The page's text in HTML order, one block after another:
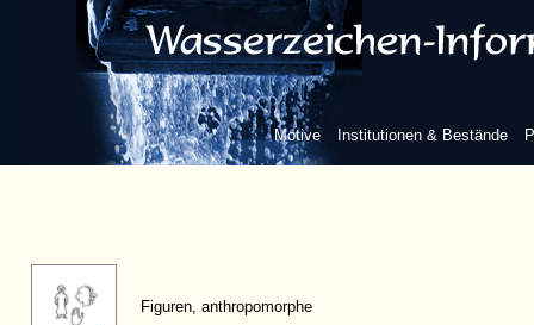
Motive Institutionen & Bestände
Figuren, anthropomorphe